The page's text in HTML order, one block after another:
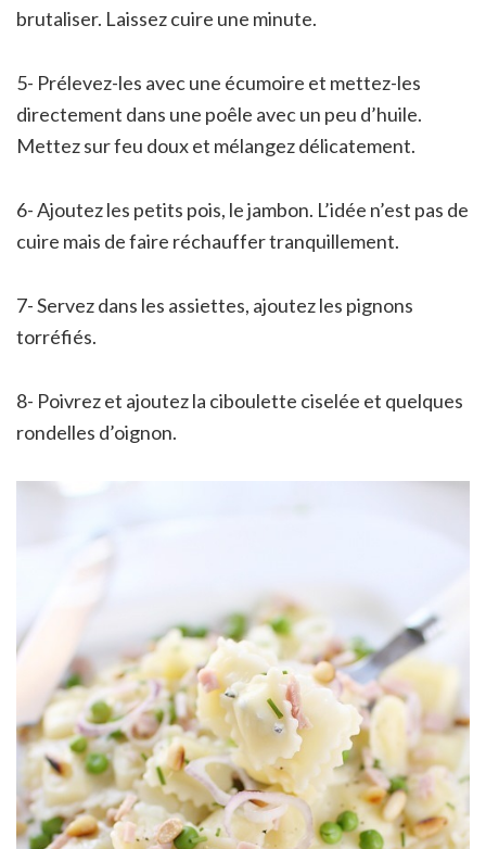
brutaliser. Laissez cuire une minute.
5- Prélevez-les avec une écumoire et mettez-les
directement dans une poêle avec un peu d’huile.
Mettez sur feu doux et mélangez délicatement.
6- Ajoutez les petits pois, le jambon. L’idée n’est pas de
cuire mais de faire réchauffer tranquillement.
7- Servez dans les assiettes, ajoutez les pignons
torréfiés.
8- Poivrez et ajoutez la ciboulette ciselée et quelques
rondelles d’oignon.